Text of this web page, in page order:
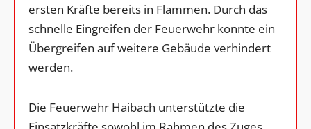
ersten Kräfte bereits in Flammen. Durch das
schnelle Eingreifen der Feuerwehr konnte ein
Übergreifen auf weitere Gebäude verhindert
werden.
Die Feuerwehr Haibach unterstützte die